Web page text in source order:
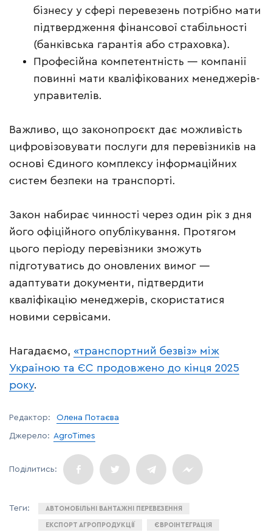
бізнесу у сфері перевезень потрібно мати
підтвердження фінансової стабільності
(банківська гарантія або страховка).
Професійна компетентність — компанії
повинні мати кваліфікованих менеджерів-
управителів.
Важливо, що законопроєкт дає можливість
цифровізовувати послуги для перевізників на
основі Єдиного комплексу інформаційних
систем безпеки на транспорті.
Закон набирає чинності через один рік з дня
його офіційного опублікування. Протягом
цього періоду перевізники зможуть
підготуватись до оновлених вимог —
адаптувати документи, підтвердити
кваліфікацію менеджерів, скористатися
новими сервісами.
Нагадаємо, «транспортний безвіз» між
Україною та ЄС продовжено до кінця 2025
року.
Редактор: Олена Потаєва
Джерело: AgroTimes
АВТОМОБІЛЬНІ ВАНТАЖНІ ПЕРЕВЕЗЕННЯ
ЕКСПОРТ АГРОПРОДУКЦІЇ ЄВРОІНТЕГРАЦІЯ